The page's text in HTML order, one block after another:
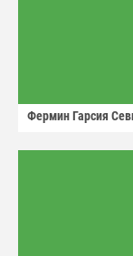
Фермин Гарсия